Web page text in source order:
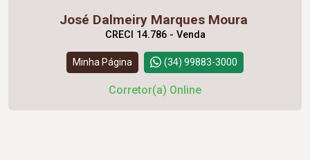
José Dalmeiry Marques Moura
CRECI 14.786 - Venda
Minha Página (34) 99883-3000
Corretor(a) Online